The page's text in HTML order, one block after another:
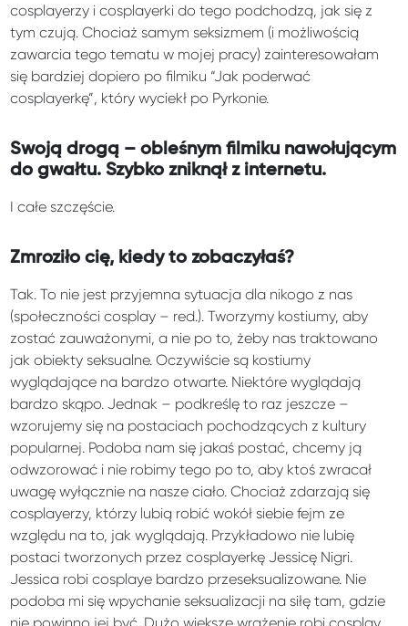
cosplayerzy i cosplayerki do tego podchodzą, jak się z
tym czują. Chociaż samym seksizmem (i możliwością
zawarcia tego tematu w mojej pracy) zainteresowałam
się bardziej dopiero po filmiku “Jak poderwać
cosplayerkę”, który wyciekł po Pyrkonie.
Swoją drogą – obleśnym filmiku nawołującym
do gwałtu. Szybko zniknął z internetu.
I całe szczęście.
Zmroziło cię, kiedy to zobaczyłaś?
Tak. To nie jest przyjemna sytuacja dla nikogo z nas
(społeczności cosplay – red.). Tworzymy kostiumy, aby
zostać zauważonymi, a nie po to, żeby nas traktowano
jak obiekty seksualne. Oczywiście są kostiumy
wyglądające na bardzo otwarte. Niektóre wyglądają
bardzo skąpo. Jednak – podkreślę to raz jeszcze –
wzorujemy się na postaciach pochodzących z kultury
popularnej. Podoba nam się jakaś postać, chcemy ją
odwzorować i nie robimy tego po to, aby ktoś zwracał
uwagę wyłącznie na nasze ciało. Chociaż zdarzają się
cosplayerzy, którzy lubią robić wokół siebie fejm ze
względu na to, jak wyglądają. Przykładowo nie lubię
postaci tworzonych przez cosplayerkę Jessicę Nigri.
Jessica robi cosplaye bardzo przeseksualizowane. Nie
podoba mi się wpychanie seksualizacji na siłę tam, gdzie
nie powinno jej być. Dużo większe wrażenie robi cosplay